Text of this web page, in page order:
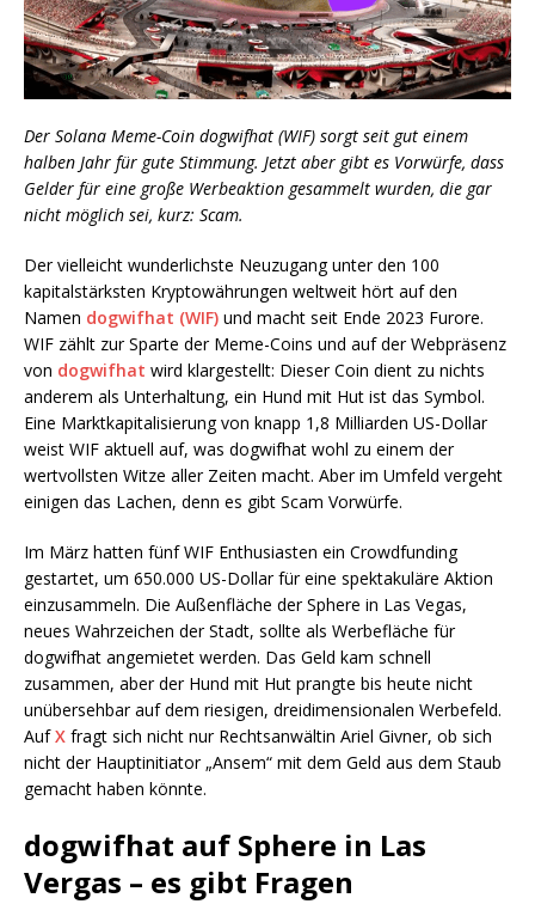
Der Solana Meme-Coin dogwifhat (WIF) sorgt seit gut einem
halben Jahr für gute Stimmung. Jetzt aber gibt es Vorwürfe, dass
Gelder für eine große Werbeaktion gesammelt wurden, die gar
nicht möglich sei, kurz: Scam.
Der vielleicht wunderlichste Neuzugang unter den 100
kapitalstärksten Kryptowährungen weltweit hört auf den
Namen dogwifhat (WIF) und macht seit Ende 2023 Furore.
WIF zählt zur Sparte der Meme-Coins und auf der Webpräsenz
von dogwifhat wird klargestellt: Dieser Coin dient zu nichts
anderem als Unterhaltung, ein Hund mit Hut ist das Symbol.
Eine Marktkapitalisierung von knapp 1,8 Milliarden US-Dollar
weist WIF aktuell auf, was dogwifhat wohl zu einem der
wertvollsten Witze aller Zeiten macht. Aber im Umfeld vergeht
einigen das Lachen, denn es gibt Scam Vorwürfe.
Im März hatten fünf WIF Enthusiasten ein Crowdfunding
gestartet, um 650.000 US-Dollar für eine spektakuläre Aktion
einzusammeln. Die Außenfläche der Sphere in Las Vegas,
neues Wahrzeichen der Stadt, sollte als Werbefläche für
dogwifhat angemietet werden. Das Geld kam schnell
zusammen, aber der Hund mit Hut prangte bis heute nicht
unübersehbar auf dem riesigen, dreidimensionalen Werbefeld.
AufX fragt sich nicht nur Rechtsanwältin Ariel Givner, ob sich
nicht der Hauptinitiator „Ansem“ mit dem Geld aus dem Staub
gemacht haben könnte.
dogwifhat auf Sphere in Las
Vergas – es gibt Fragen